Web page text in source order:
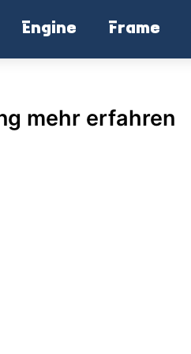
Engine Frame
mehr erfahren